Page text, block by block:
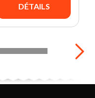
DÉTAILS